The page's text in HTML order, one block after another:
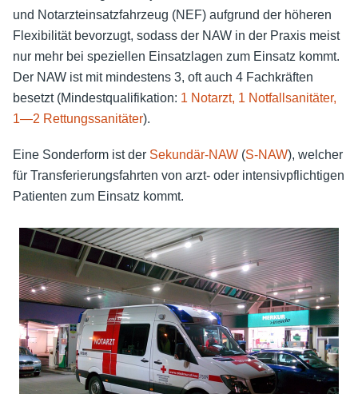
und Notarzteinsatzfahrzeug (NEF) aufgrund der höheren
Flexibilität bevorzugt, sodass der NAW in der Praxis meist
nur mehr bei speziellen Einsatzlagen zum Einsatz kommt.
Der NAW ist mit mindestens 3, oft auch 4 Fachkräften
besetzt (Mindestqualifikation: 1 Notarzt, 1 Notfallsanitäter,
1­—2 Rettungssanitäter).
Eine Sonderform ist der Sekundär-NAW (S-NAW), welcher
für Transferierungsfahrten von arzt- oder intensivpflichtigen
Patienten zum Einsatz kommt.